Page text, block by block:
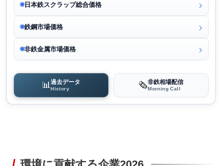
日本鉄スクラップ総合価格
鉄鋼市場価格
非鉄金属市場価格
📊過去データ
History 🗞️非鉄相場配信
Morning Call